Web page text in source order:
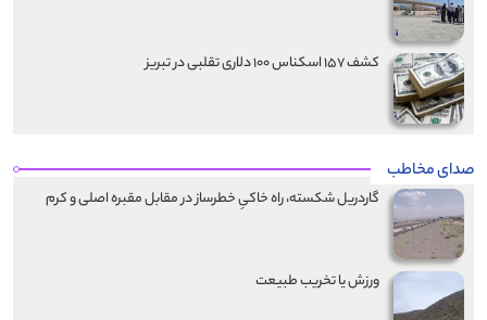
کشف ۱۵۷ اسکناس ۱۰۰ دلاری تقلبی در تبریز
صدای مخاطب
گاردریل شکسته، راه خاکیِ خطرساز در مقابل مقبره اصلی و کرم
ورزش یا تخریب طبیعت